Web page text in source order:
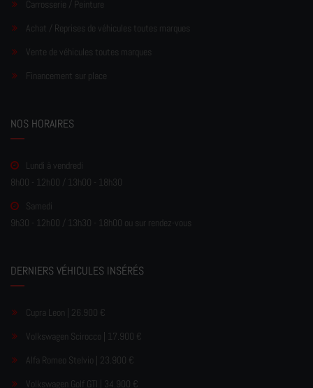
Carrosserie / Peinture
Achat / Reprises de véhicules toutes marques
Vente de véhicules toutes marques
Financement sur place
NOS HORAIRES
Lundi à vendredi
8h00 - 12h00 / 13h00 - 18h30
Samedi
9h30 - 12h00 / 13h30 - 18h00 ou sur rendez-vous
DERNIERS VÉHICULES INSÉRÉS
Cupra Leon | 26.900 €
Volkswagen Scirocco | 17.900 €
Alfa Romeo Stelvio | 23.900 €
Volkswagen Golf GTI | 34.900 €